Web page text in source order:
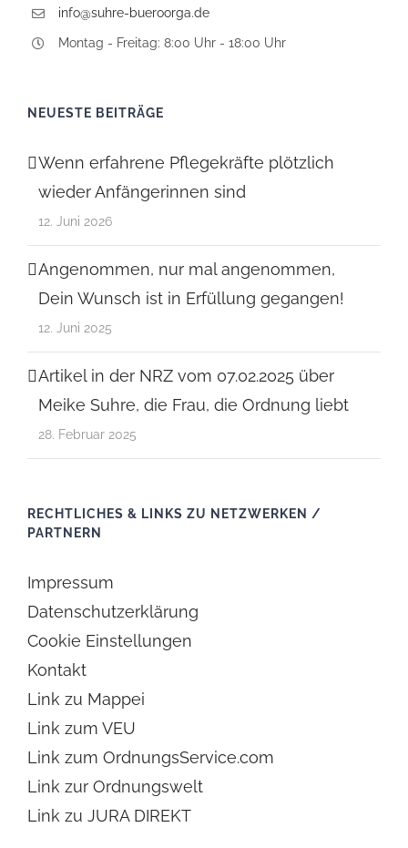
info@suhre-bueroorga.de
Montag - Freitag: 8:00 Uhr - 18:00 Uhr
NEUESTE BEITRÄGE
Wenn erfahrene Pflegekräfte plötzlich
wieder Anfängerinnen sind
12. Juni 2026
Angenommen, nur mal angenommen,
Dein Wunsch ist in Erfüllung gegangen!
12. Juni 2025
Artikel in der NRZ vom 07.02.2025 über
Meike Suhre, die Frau, die Ordnung liebt
28. Februar 2025
RECHTLICHES & LINKS ZU NETZWERKEN /
PARTNERN
Impressum
Datenschutzerklärung
Cookie Einstellungen
Kontakt
Link zu Mappei
Link zum VEU
Link zum OrdnungsService.com
Link zur Ordnungswelt
Link zu JURA DIREKT